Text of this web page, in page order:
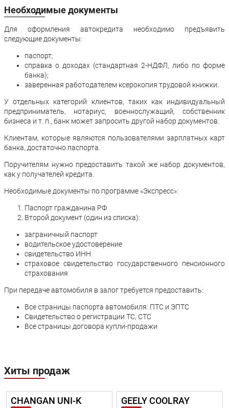
Необходимые документы
Для оформления автокредита необходимо предъявить
следующие документы:
паспорт;
справка о доходах (стандартная 2-НДФЛ, либо по форме
банка);
заверенная работодателем ксерокопия трудовой книжки.
У отдельных категорий клиентов, таких как индивидуальный
предприниматель, нотариус, военнослужащий, собственник
бизнеса и т. п., банк может запросить другой набор документов.
Клиентам, которые являются пользователями зарплатных карт
банка, достаточно паспорта.
Поручителям нужно предоставить такой же набор документов,
как у получателей кредита.
Необходимые документы по программе «Экспресс»:
Паспорт гражданина РФ
Второй документ (один из списка):
заграничный паспорт
водительское удостоверение
свидетельство ИНН
страховое свидетельство государственного пенсионного
страхования
При передаче автомобиля в залог требуется предоставить:
Все страницы паспорта автомобиля: ПТС и ЭПТС
Свидетельство о регистрации ТС, СТС
Все страницы договора купли-продажи
Хиты продаж
CHANGAN UNI-K GEELY COOLRAY